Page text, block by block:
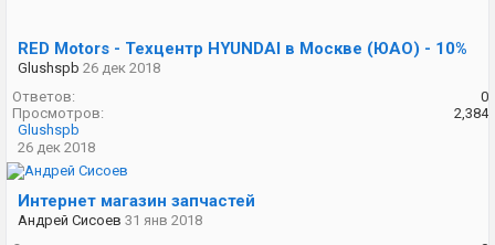
RED Motors - Техцентр HYUNDAI в Москве (ЮАО) - 10%
Glushspb 26 дек 2018
Ответов:
0
Просмотров:
2,384
Glushspb
26 дек 2018
Интернет магазин запчастей
Андрей Сисоев 31 янв 2018